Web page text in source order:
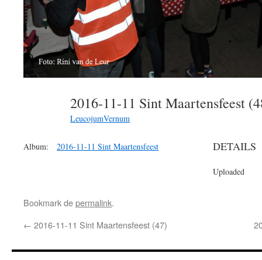
2016-11-11 Sint Maartensfeest
LeucojumVernum
Album: 2016-11-11 Sint Maartensfeest DETAILS
Uploaded
Bookmark depermalink.
← 2016-11-11 Sint Maartensfeest (47)